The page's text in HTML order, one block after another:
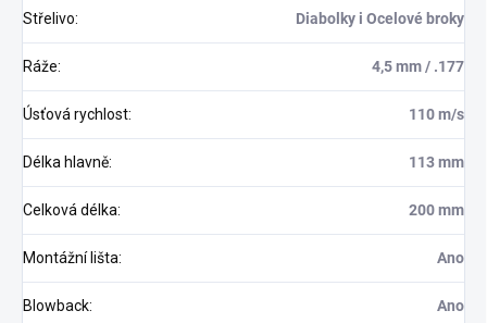
Střelivo: Diabolky i Ocelové broky
Ráže: 4,5 mm / .177
Úsťová rychlost: 110 m/s
Délka hlavně: 113 mm
Celková délka: 200 mm
Montážní lišta: Ano
Blowback: Ano
Odoslať